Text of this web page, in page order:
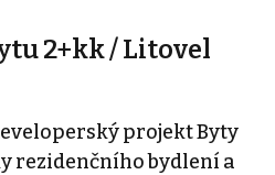
2+kk / Litovel
projekt Byty
rezidenčního bydlení a